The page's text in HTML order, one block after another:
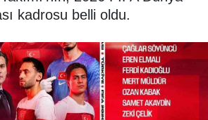
kadrosu belli oldu.